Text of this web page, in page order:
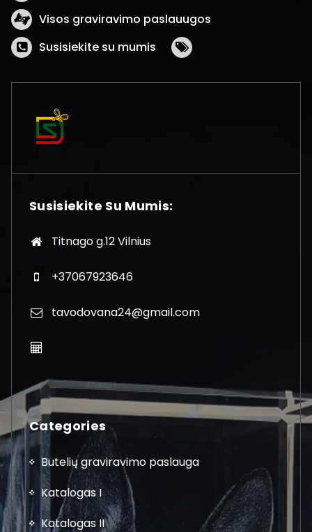
Visos graviravimo paslauugos
Susisiekite su mumis
Susisiekite Su Mumis:
Titnago g.12 Vilnius
+37067923646
tavodovana24@gmail.com
Categories
Butelių graviravimo paslauga
Katalogas I
Katalogas II